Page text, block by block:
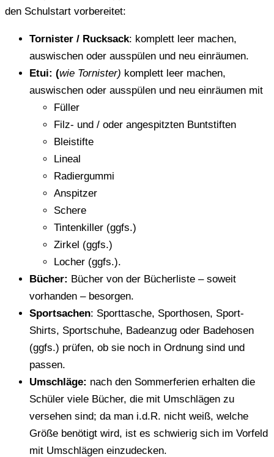
den Schulstart vorbereitet:
Tornister / Rucksack: komplett leer machen,
auswischen oder ausspülen und neu einräumen.
Etui: (wie Tornister) komplett leer machen,
auswischen oder ausspülen und neu einräumen mit
Füller
Filz- und / oder angespitzten Buntstiften
Bleistifte
Lineal
Radiergummi
Anspitzer
Schere
Tintenkiller (ggfs.)
Zirkel (ggfs.)
Locher (ggfs.).
Bücher: Bücher von der Bücherliste – soweit
vorhanden – besorgen.
Sportsachen: Sporttasche, Sporthosen, Sport-
Shirts, Sportschuhe, Badeanzug oder Badehosen
(ggfs.) prüfen, ob sie noch in Ordnung sind und
passen.
Umschläge: nach den Sommerferien erhalten die
Schüler viele Bücher, die mit Umschlägen zu
versehen sind; da man i.d.R. nicht weiß, welche
Größe benötigt wird, ist es schwierig sich im Vorfeld
mit Umschlägen einzudecken.